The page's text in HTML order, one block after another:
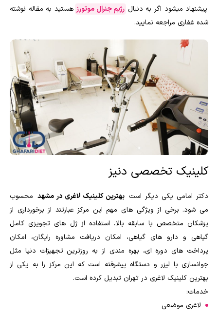
پیشنهاد میشود اگر به دنبال رژیم جنرال موتورز هستید به مقاله نوشته
شده غفاری مراجعه نمایید.
کلینیک تخصصی دنیز
دکتر امامی یکی دیگر است بهترین کلینیک لاغری در مشهد محسوب
می شود. برخی از ویژگی های مهم این مرکز عبارتند از برخورداری از
پزشکان متخصص با سابقه بالا، استفاده از ژل های تجویزی کامل
گیاهی و دارو های گیاهی، امکان دریافت مشاوره رایگان، امکان
پرداخت های دوره ای، بهره مندی از به روزترین تجهیزات دنیا مثل
جوانسازی با لیزر و دستگاه پیشرفته است که این مرکز را به یکی از
بهترین کلینیک لاغری در تهران تبدیل کرده است.
خدمات:
لاغری موضعی